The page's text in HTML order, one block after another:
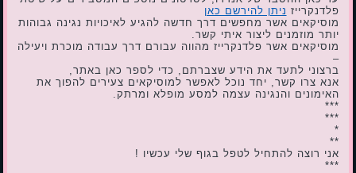
פלדנקרייז ניתן להירשם כאן
מוסיקאים אשר מחפשים דרך חדשה להגיע לאיכויות נגינה גבוהות
יותר מוזמנים ליצור איתי קשר.
מוסיקאים אשר פלדנקרייז מהווה עבורם דרך עבודה מוכרת ויעילה
–
ברצוני לתעד את הידע שצברתם, כדי לספר כאן באתר,
אנא צרו קשר, יחד נוכל לאפשר למוסיקאים צעירים להפוך את
האימונים והנגינה עצמה למסע מופלא ומרתק.
***
***
*
**
אני רוצה להתחיל לטפל בגוף שלי עכשיו !
***